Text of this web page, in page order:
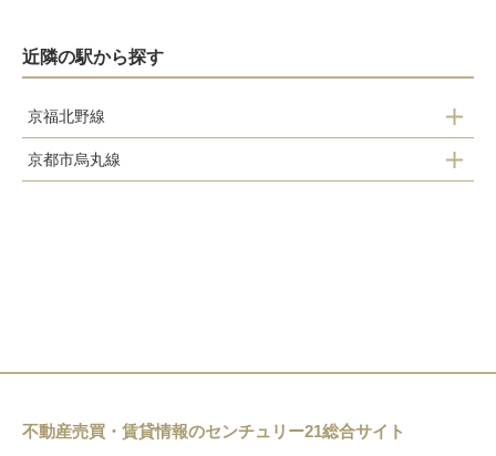
近隣の駅から探す
京福北野線
北野白梅町駅
京都市烏丸線
不動産売買・賃貸情報のセンチュリー21総合サイト